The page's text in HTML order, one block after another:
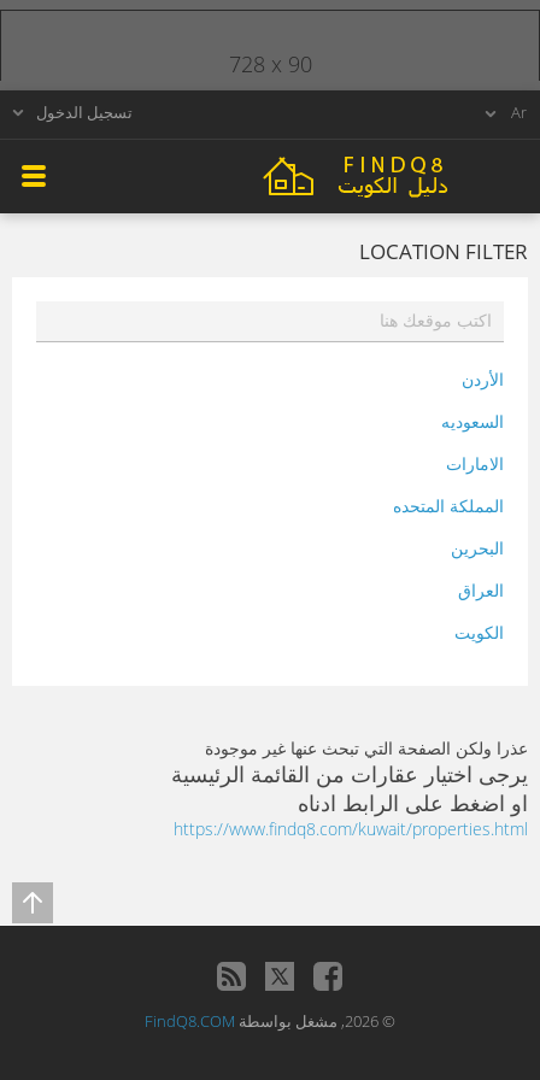
تسجيل الدخول
LOCATION FILTER
الأردن
السعوديه
الامارات
المملكة المتحده
البحرين
العراق
الكويت
سلطنة عمان
فلسطين
قطر
تونس
عذرا ولكن الصفحة التي تبحث عنها غير موجودة
يرجى اختيار عقارات من القائمة الرئيسية
او اضغط على الرابط ادناه
https://www.findq8.com/kuwait/properties.html
728 x 90
© 2026, مشغل بواسطة FindQ8.COM